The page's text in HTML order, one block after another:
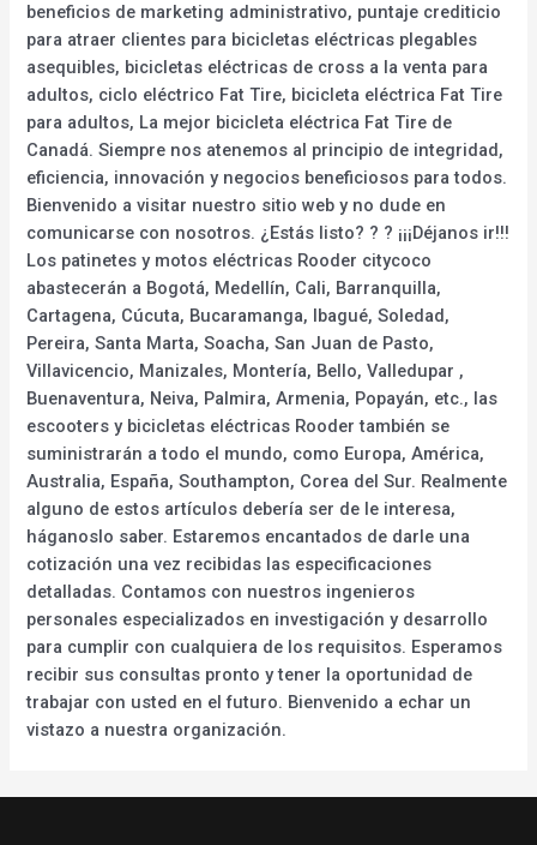
beneficios de marketing administrativo, puntaje crediticio
para atraer clientes para bicicletas eléctricas plegables
asequibles, bicicletas eléctricas de cross a la venta para
adultos, ciclo eléctrico Fat Tire, bicicleta eléctrica Fat Tire
para adultos, La mejor bicicleta eléctrica Fat Tire de
Canadá. Siempre nos atenemos al principio de integridad,
eficiencia, innovación y negocios beneficiosos para todos.
Bienvenido a visitar nuestro sitio web y no dude en
comunicarse con nosotros. ¿Estás listo? ? ? ¡¡¡Déjanos ir!!!
Los patinetes y motos eléctricas Rooder citycoco
abastecerán a Bogotá, Medellín, Cali, Barranquilla,
Cartagena, Cúcuta, Bucaramanga, Ibagué, Soledad,
Pereira, Santa Marta, Soacha, San Juan de Pasto,
Villavicencio, Manizales, Montería, Bello, Valledupar ,
Buenaventura, Neiva, Palmira, Armenia, Popayán, etc., las
escooters y bicicletas eléctricas Rooder también se
suministrarán a todo el mundo, como Europa, América,
Australia, España, Southampton, Corea del Sur. Realmente
alguno de estos artículos debería ser de le interesa,
háganoslo saber. Estaremos encantados de darle una
cotización una vez recibidas las especificaciones
detalladas. Contamos con nuestros ingenieros
personales especializados en investigación y desarrollo
para cumplir con cualquiera de los requisitos. Esperamos
recibir sus consultas pronto y tener la oportunidad de
trabajar con usted en el futuro. Bienvenido a echar un
vistazo a nuestra organización.